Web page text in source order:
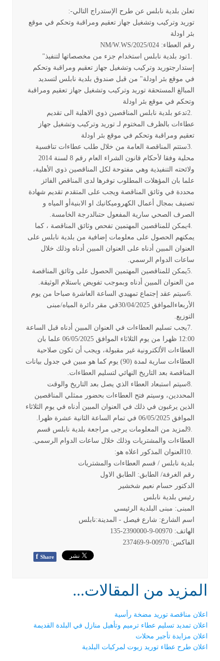
تعلن بلدية نابلس عن طرح الإستدراج التالي:-
توريد وتركيب وتشغيل جهاز تعقيم ومراقبة وتحكم في موقع
بئر اودلة
رقم العطاءNM/W.WS/2025/024 :
1.تود بلدية نابلس استخدام جزء من مخصصاتها لتنفيذ"
إستدارجتوريد وتركيب وتشغيل جهاز تعقيم ومراقبة وتحكم
في موقع بئر اودلة" من قبل صندوق بلدية نابلس لتسديد
المبالغ المستحقة توريد وتركيب وتشغيل جهاز تعقيم ومراقبة
وتحكم في موقع بئر اودلة
2.تدعو بلدية نابلس المناقصين ذوي الاهلية الى تقديم
عطاءات بالظرف المختوم لـ توريد وتركيب وتشغيل جهاز
تعقيم ومراقبة وتحكم في موقع بئر اودلة
3.ستتم المناقصة العامة من خلال طلب عطاءات تنافسية
محلية وفقا لأحكام قانون الشراء العام رقم 8
لسنة 2014
ولائحته التنفيذية وهي مفتوحة لكل المناقصين ذوي الأهلية،
علما بان المؤهلات المطلوب توفرها لدى المناقص الفائز
محددة في وثائق المناقصة ويجب على المتقدم تقديم شهادة
تصنيف بمجال أعمال الكهروميكانيك او الابنيةأو المياه و
الصرف الصحي سارية المفعول حتىالدرجة الخامسة.
4.يمكن للمناقصين المهتمين تفحص وثائق المناقصة ، كما
يمكنهم الحصول على معلومات إضافية من بلدية نابلس على
العنوان المبين أدناه على العنوان المبين أدناه وذلك خلال
ساعات الدوام الرسمي.
5.يمكن للمناقصين المهتمين الحصول على وثائق المناقصة
من العنوان المبين أدناه وبموجب تفويض باستلام الوثيقة.
6.سيتم عقد إجتماع تمهيدي الساعة العاشرة صباحا من يوم
الأربعاءالموافق 30/04/2025في مقر دائرة المياه/مبنى
التوزيع.
7.يجب تسليم العطاءات في العنوان المبين أدناه قبل الساعة
12:00 ظهرا من يوم الثلاثاء الموافق 06/05/2025 علما بان
العطاءات الألكترونية غير مقبولة، ويجب أن تكون صلاحية
العطاءات سارية لمدة (90) يوم كما هو مبين في جدول بيانات
المناقصة بعد التاريخ النهائي لتسليم العطاءات.
8.سيتم استبعاد العطاء الذي يصل بعد التاريخ والوقت
المحددين، وسيتم فتح العطاءات بحضور ممثلي المناقصين
الذين يرغبون في ذلك في العنوان المبين أدناه في يوم الثلاثاء
الموافق 06/05/2025 في تمام الساعة الثانية عشرة ظهرا
.
9.لمزيد من المعلومات يرجى مراجعة بلدية نابلس قسم
العطاءات والمشتريات وذلك خلال ساعات الدوام الرسمي.
10. العنوان المذكور اعلاه هو:
بلدية نابلس / قسم العطاءات والمشتريات
رقم الغرفة/ الطابق: الطابق الاول
الدكتور حسام نعيم شخشير
رئيس بلدية نابلس
المبنى: مبنى البلدية الرئيسي
اسم الشارع: شارع فيصل - المدينة:نابلس
الهاتف: 00970-9-2390000-135
الفاكس: 00970-9-237469
f Share
المزيد من المقالات...
اعلان مناقصة توريد مضخة رأسية
اعلان تمديد تسليم عطاء ترميم وتأهيل منازل في البلدة القديمة
اعلان مزايدة تأجير محلات
اعلان طرح عطاء توريد زيوت لمركبات البلدية